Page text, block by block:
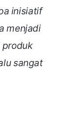
inisiatif
menjadi
produk
sangat